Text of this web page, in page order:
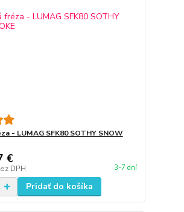
- LUMAG SFK80 SOTHY SNOW
€
DPH 3-7 dní
Pridať do košíka